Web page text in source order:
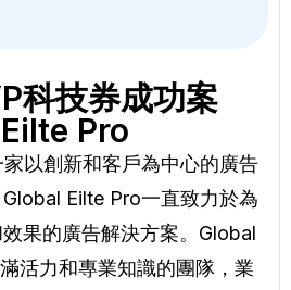
科技券成功案
Pro
以創新和客戶為中心的廣告
Eilte Pro一直致力於為
果的廣告解決方案。Global
活力和專業知識的團隊，業